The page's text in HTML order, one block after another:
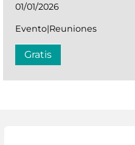
01/01/2026
Evento|Reuniones
Gratis